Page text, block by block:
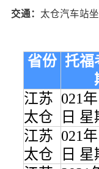
交通： 太仓汽车站
省份 托福
江苏
太仓
021
日 星
江苏
太仓
021
日 星